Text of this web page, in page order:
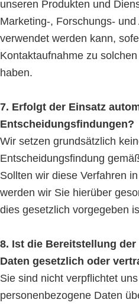
unseren Produkten und
Marketing-, Forschungs-
verwendet werden kann,
Kontaktaufnahme zu
haben.
7. Erfolgt der Einsatz
Entscheidungsfindungen?
Wir setzen grundsätzlich
Entscheidungsfindung
Sollten wir diese Verfahren
werden wir Sie hierüber
dies gesetzlich vorgegeben
8. Ist die Bereitstellung
Daten gesetzlich oder
Sie sind nicht verpflichtet
personenbezogene Daten